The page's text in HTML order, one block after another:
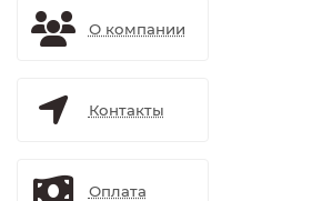
О компании
Контакты
Оплата